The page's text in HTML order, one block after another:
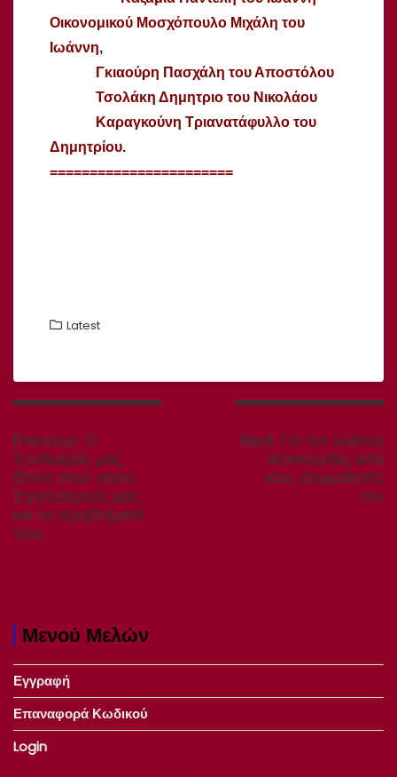
Οικονομικού Μοσχόπουλο Μιχάλη του
Ιωάννη,
Γκιαούρη Πασχάλη του Αποστόλου
Τσολάκη Δημητριο του Νικολάου
Καραγκούνη Τριανατάφυλλο του
Δημητρίου.
=======================
Latest
Πλοήγηση
Previous: Previous
post:
Ο
Σύνδεσμός μας,
δίπλα στου νέους
Στρατ.Ιατρούς μας
και τα προβλήματά
τους
Next: Next
post:
Για τον Ιωάννη
Αζναουρίδη, απο
τους συμμαθητές
του
Μενού Μελών
Εγγραφή
Επαναφορά Κωδικού
Login